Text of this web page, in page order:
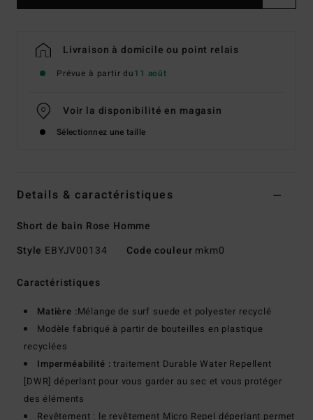
Livraison à domicile ou point relais
Prévue à partir du11 août
Voir la disponibilité en magasin
Sélectionnez une taille
Details & caractéristiques
Short de bain Rose Homme
Style EBYJV00134 Code couleur mkm0
Caractéristiques
Matière :Mélange de surf suede et polyester recyclé
Modèle fabriqué à partir de bouteilles en plastique
recyclées
Imperméabilité : traitement Durable Water Repellent
[DWR] déperlant pour vous garder au sec et vous protéger
des éléments
Revêtement : le revêtement Micro Repel déperlant permet